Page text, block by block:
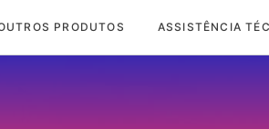
PRODUTOS ASSISTÊNCIA